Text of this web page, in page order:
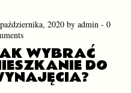
2020by admin - 0
WYBRAĆ
DO